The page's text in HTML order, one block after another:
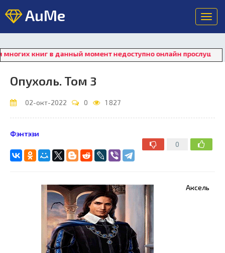
AuMe
книг в данный момент недоступно онлайн прослушивание.
Опухоль. Том 3
02-окт-2022 0 1 827
0
Фэнтэзи
Аксель